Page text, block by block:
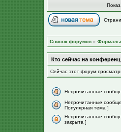
Список форумов »
Кто сейчас на
Сейчас этот форум
Непрочитанные
Непрочитанные
Популярная тема ]
Непрочитанные
закрыта ]